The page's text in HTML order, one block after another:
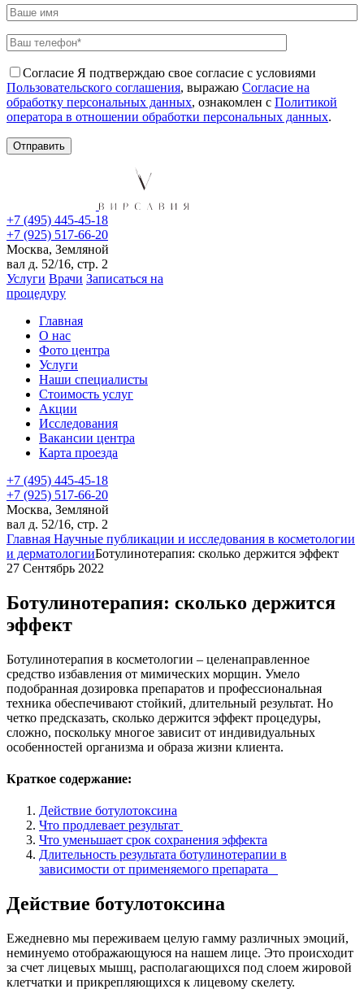
Согласие Я подтверждаю свое согласие с условиями
Пользовательского соглашения, выражаю Согласие на
обработку персональных данных, ознакомлен с Политикой
оператора в отношении обработки персональных данных.
+7 (495) 445-45-18
+7 (925) 517-66-20
Москва, Земляной
вал д. 52/16, стр. 2
Услуги Врачи Записаться на
процедуру
Главная
О нас
Фото центра
Услуги
Наши специалисты
Стоимость услуг
Акции
Исследования
Вакансии центра
Карта проезда
+7 (495) 445-45-18
+7 (925) 517-66-20
Москва, Земляной
вал д. 52/16, стр. 2
Главная Научные публикации и исследования в косметологии
и дерматологииБотулинотерапия: сколько держится эффект
27 Сентябрь 2022
Ботулинотерапия: сколько держится
эффект
Ботулинотерапия в косметологии – целенаправленное
средство избавления от мимических морщин. Умело
подобранная дозировка препаратов и профессиональная
техника обеспечивают стойкий, длительный результат. Но
четко предсказать, сколько держится эффект процедуры,
сложно, поскольку многое зависит от индивидуальных
особенностей организма и образа жизни клиента.
Краткое содержание:
Действие ботулотоксина
Что продлевает результат
Что уменьшает срок сохранения эффекта
Длительность результата ботулинотерапии в
зависимости от применяемого препарата
Действие ботулотоксина
Ежедневно мы переживаем целую гамму различных эмоций,
неминуемо отображающуюся на нашем лице. Это происходит
за счет лицевых мышц, располагающихся под слоем жировой
клетчатки и прикрепляющихся к лицевому скелету.